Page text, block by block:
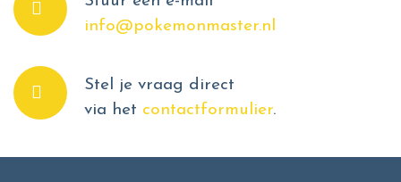
info@pokemonmaster.nl
Stel je vraag direct
via het contactformulier.